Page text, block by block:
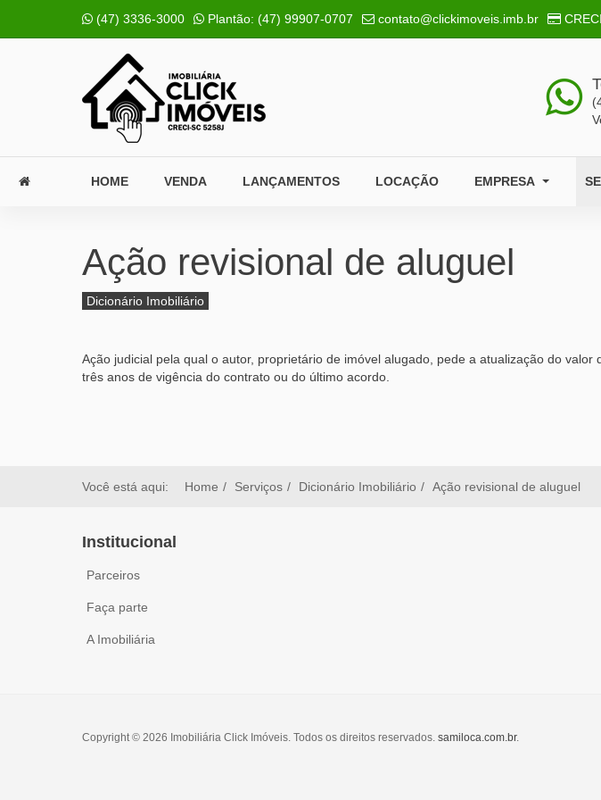
(47) 3336-3000 Plantão: (47) 99907-0707 contato@clickimoveis.imb.br
HOME VENDA LANÇAMENTOS LOCAÇÃO EMPRESA
Ação revisional de aluguel
Dicionário Imobiliário
Ação judicial pela qual o autor, proprietário de imóvel alugado, pede a atualização do
três anos de vigência do contrato ou do último acordo.
Você está aqui: Home Serviços Dicionário Imobiliário Ação revisional de aluguel
Institucional
Parceiros
Faça parte
A Imobiliária
Copyright © 2026 Imobiliária Click Imóveis. Todos os direitos reservados. samiloca.com.br.